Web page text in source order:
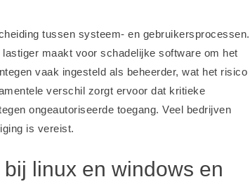
tussen systeem- en gebruikersprocessen.
maakt voor schadelijke software om het
vaak ingesteld als beheerder, wat het risico
verschil zorgt ervoor dat kritieke
ongeautoriseerde toegang. Veel bedrijven
is vereist.
linux en windows en